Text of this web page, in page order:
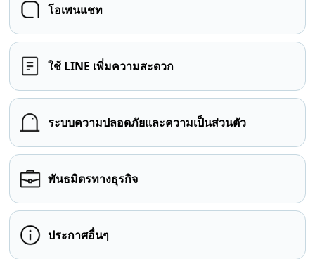
โอเพนแชท
ใช้ LINE เพิ่มความสะดวก
ระบบความปลอดภัยและความเป็นส่วนตัว
พันธมิตรทางธุรกิจ
ประกาศอื่นๆ